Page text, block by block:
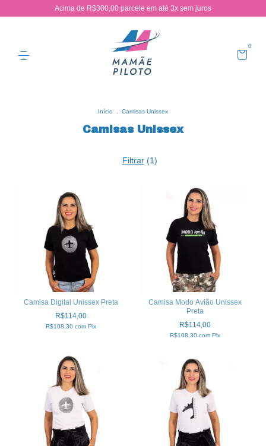
Acima de R$300,00 parcele em até 3x sem juros
0
Início Camisas Unissex
Camisas Unissex
Filtrar (1)
Camisa Digital Unissex Preta
R$114,00
R$108,30 com Pix
Camisa Modo Avião Unissex
Preta
R$114,00
R$108,30 com Pix